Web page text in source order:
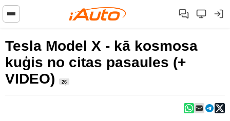
Tesla Model X - kā kosmosa
kuģis no citas pasaules (+
VIDEO)
26